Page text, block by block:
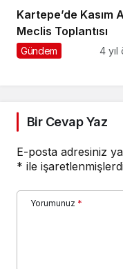
için gerçekleştirdiği
hizmet odaklı
yatırımlarını
sürdürüyor
Kartepe’de Kasım
Meclis Toplantısı
Gündem 4 yıl
Bir Cevap Yaz
E-posta adresiniz
* ile
Yorumunuz *